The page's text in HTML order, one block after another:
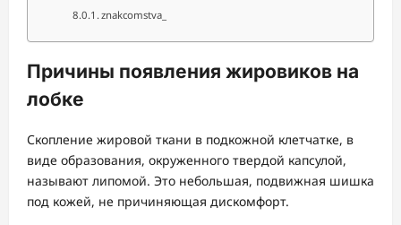
znakcomstva_
Причины появления жировиков на
лобке
Скопление жировой ткани в подкожной клетчатке, в
виде образования, окруженного твердой капсулой,
называют липомой. Это небольшая, подвижная шишка
под кожей, не причиняющая дискомфорт.